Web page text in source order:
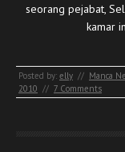
seorang pejabat,
kamar
Posted by: elly // Manca
2010 // 7 Comments